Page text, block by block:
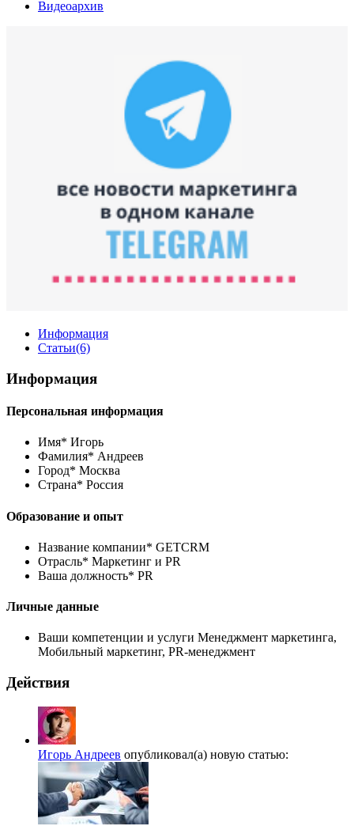
Видеоархив
Информация
Статьи(6)
Информация
Персональная информация
Имя* Игорь
Фамилия* Андреев
Город* Москва
Страна* Россия
Образование и опыт
Название компании* GETCRM
Отрасль* Маркетинг и PR
Ваша должность* PR
Личные данные
Ваши компетенции и услуги Менеджмент маркетинга,
Мобильный маркетинг, PR-менеджмент
Действия
Игорь Андреев опубликовал(а) новую статью: